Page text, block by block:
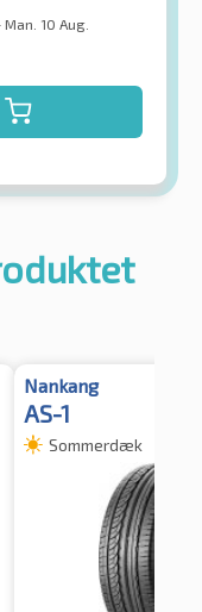
10 Aug.
Nankang
AS-1
Sommerdæk